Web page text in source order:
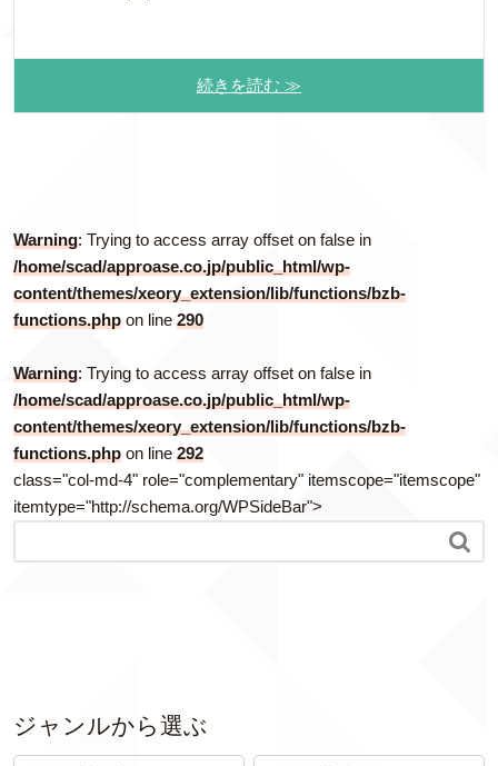
続きを読む ≫
Warning: Trying to access array offset on false in
/home/scad/approase.co.jp/public_html/wp-
content/themes/xeory_extension/lib/functions/bzb-
functions.php on line 290
Warning: Trying to access array offset on false in
/home/scad/approase.co.jp/public_html/wp-
content/themes/xeory_extension/lib/functions/bzb-
functions.php on line 292
class="col-md-4" role="complementary" itemscope="itemscope"
itemtype="http://schema.org/WPSideBar">

ジャンルから選ぶ